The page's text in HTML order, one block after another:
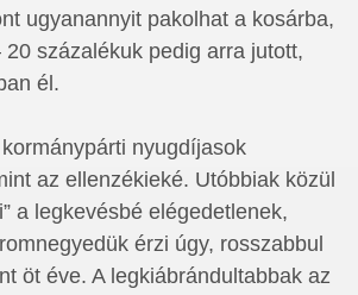
ugyanannyit pakolhat a kosárba,
százalékuk pedig arra jutott,
él.
nyugdíjasok
az ellenzékieké. Utóbbiak közül
a legkevésbé elégedetlenek,
érzi úgy, rosszabbul
öt éve. A legkiábrándultabbak az